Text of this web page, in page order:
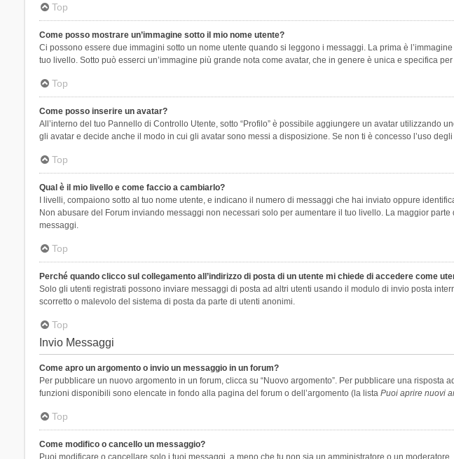
Top
Come posso mostrare un’immagine sotto il mio nome utente?
Ci possono essere due immagini sotto un nome utente quando si leggono i messaggi. La prima è
tuo livello. Sotto può esserci un’immagine più grande nota come avatar, che in genere è unica e specifica
Top
Come posso inserire un avatar?
All’interno del tuo Pannello di Controllo Utente, sotto “Profilo” è possibile aggiungere un avatar utilizzando
gli avatar e decide anche il modo in cui gli avatar sono messi a disposizione. Se non ti è concesso l’uso
Top
Qual è il mio livello e come faccio a cambiarlo?
I livelli, compaiono sotto al tuo nome utente, e indicano il numero di messaggi che hai inviato oppure
Non abusare del Forum inviando messaggi non necessari solo per aumentare il tuo livello. La maggior
messaggi.
Top
Perché quando clicco sul collegamento all’indirizzo di posta di un utente mi chiede di accedere come
Solo gli utenti registrati possono inviare messaggi di posta ad altri utenti usando il modulo di invio posta
scorretto o malevolo del sistema di posta da parte di utenti anonimi.
Top
Invio Messaggi
Come apro un argomento o invio un messaggio in un forum?
Per pubblicare un nuovo argomento in un forum, clicca su “Nuovo argomento”. Per pubblicare una
funzioni disponibili sono elencate in fondo alla pagina del forum o dell’argomento (la lista Puoi aprire nuovi
Top
Come modifico o cancello un messaggio?
Puoi modificare o cancellare solo i tuoi messaggi, a meno che tu non sia un amministratore o un